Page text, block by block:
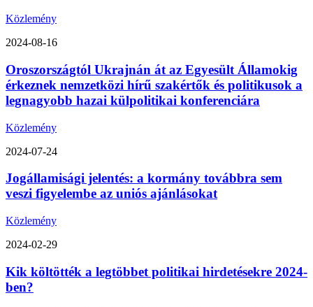
Közlemény
2024-08-16
Oroszországtól Ukrajnán át az Egyesült Államokig
érkeznek nemzetközi hírű szakértők és politikusok a
legnagyobb hazai külpolitikai konferenciára
Közlemény
2024-07-24
Jogállamisági jelentés: a kormány továbbra sem
veszi figyelembe az uniós ajánlásokat
Közlemény
2024-02-29
Kik költötték a legtöbbet politikai hirdetésekre 2024-
ben?